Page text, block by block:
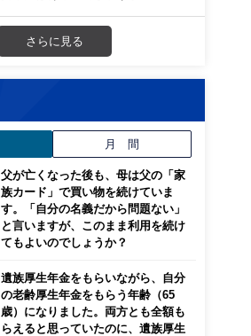
さらに見る
月 間
父が亡くなった後も、母は父の「家
族カード」で買い物を続けていま
す。「自分の名義だから問題ない」
と言いますが、このまま利用を続け
てもよいのでしょうか？
遺族厚生年金をもらいながら、自分
の老齢厚生年金をもらう年齢（65
歳）になりました。両方とも全額も
らえると思っていたのに、遺族厚生